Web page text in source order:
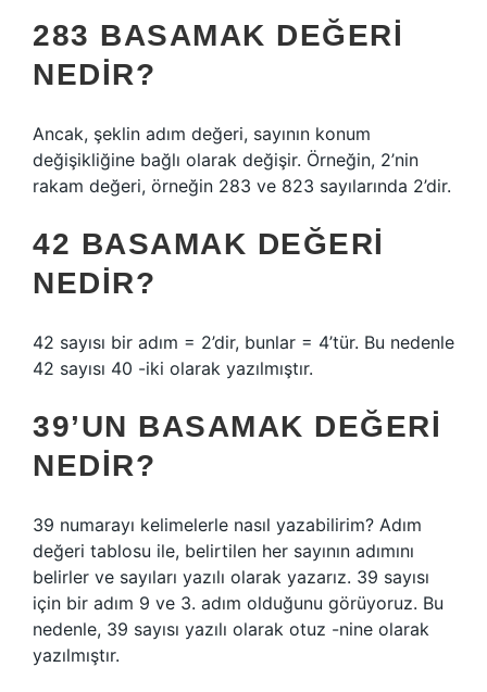
283 BASAMAK DEĞERI
NEDIR?
Ancak, şeklin adım değeri, sayının konum
değişikliğine bağlı olarak değişir. Örneğin, 2’nin
rakam değeri, örneğin 283 ve 823 sayılarında 2’dir.
42 BASAMAK DEĞERI
NEDIR?
42 sayısı bir adım = 2’dir, bunlar = 4’tür. Bu nedenle
42 sayısı 40 -iki olarak yazılmıştır.
39’UN BASAMAK DEĞERI
NEDIR?
39 numarayı kelimelerle nasıl yazabilirim? Adım
değeri tablosu ile, belirtilen her sayının adımını
belirler ve sayıları yazılı olarak yazarız. 39 sayısı
için bir adım 9 ve 3. adım olduğunu görüyoruz. Bu
nedenle, 39 sayısı yazılı olarak otuz -nine olarak
yazılmıştır.